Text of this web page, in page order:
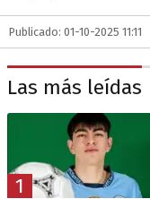
Publicado: 01-10-2025 11:11
Las más leídas
1